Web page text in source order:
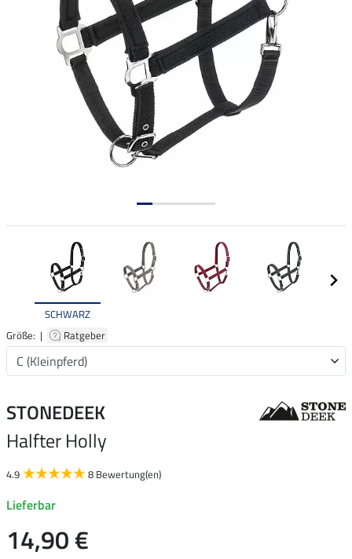
SCHWARZ
Größe: |
Ratgeber
STONEDEEK
Halfter Holly
4.9 8 Bewertung(en)
Lieferbar
14,90 €